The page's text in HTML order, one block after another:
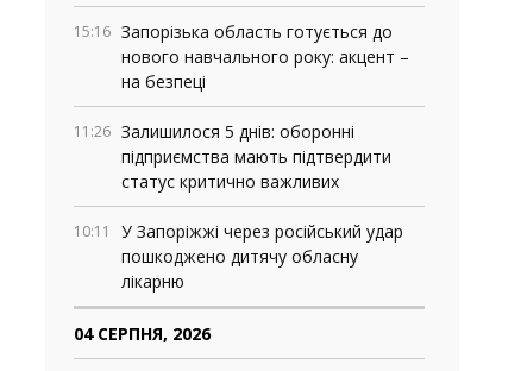
15:16 Запорізька область готується до
нового навчального року: акцент –
на безпеці
11:26 Залишилося 5 днів: оборонні
підприємства мають підтвердити
статус критично важливих
10:11
У Запоріжжі через російський удар
пошкоджено дитячу обласну
лікарню
04 СЕРПНЯ, 2026